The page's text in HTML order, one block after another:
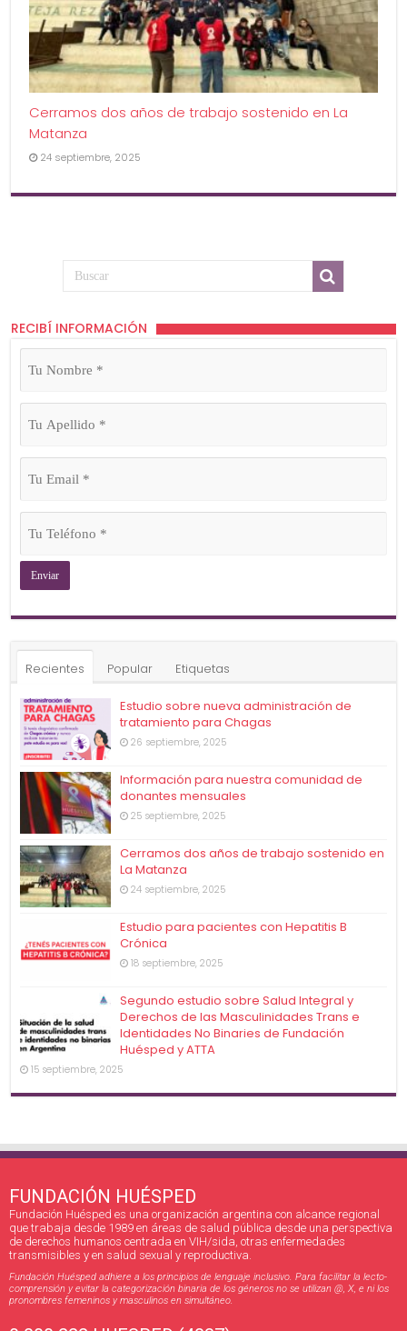
Cerramos dos años de trabajo sostenido en La
Matanza
24 septiembre, 2025
RECIBÍ INFORMACIÓN
Tu
Nombre
Tu
Apellido
Tu
Email
Tu
Teléfono
Recientes Popular Etiquetas
Estudio sobre nueva administración de
tratamiento para Chagas
26 septiembre, 2025
Información para nuestra comunidad de
donantes mensuales
25 septiembre, 2025
Cerramos dos años de trabajo sostenido en
La Matanza
24 septiembre, 2025
Estudio para pacientes con Hepatitis B
Crónica
18 septiembre, 2025
Segundo estudio sobre Salud Integral y
Derechos de las Masculinidades Trans e
Identidades No Binaries de Fundación
Huésped y ATTA
15 septiembre, 2025
FUNDACIÓN HUÉSPED
Fundación Huésped es una organización argentina con alcance regional
que trabaja desde 1989 en áreas de salud pública desde una perspectiva
de derechos humanos centrada en VIH/sida, otras enfermedades
transmisibles y en salud sexual y reproductiva.
Fundación Huésped adhiere a los principios de lenguaje inclusivo. Para facilitar la lecto-
comprensión y evitar la categorización binaria de los géneros no se utilizan @, X, e ni los
pronombres femeninos y masculinos en simultáneo.